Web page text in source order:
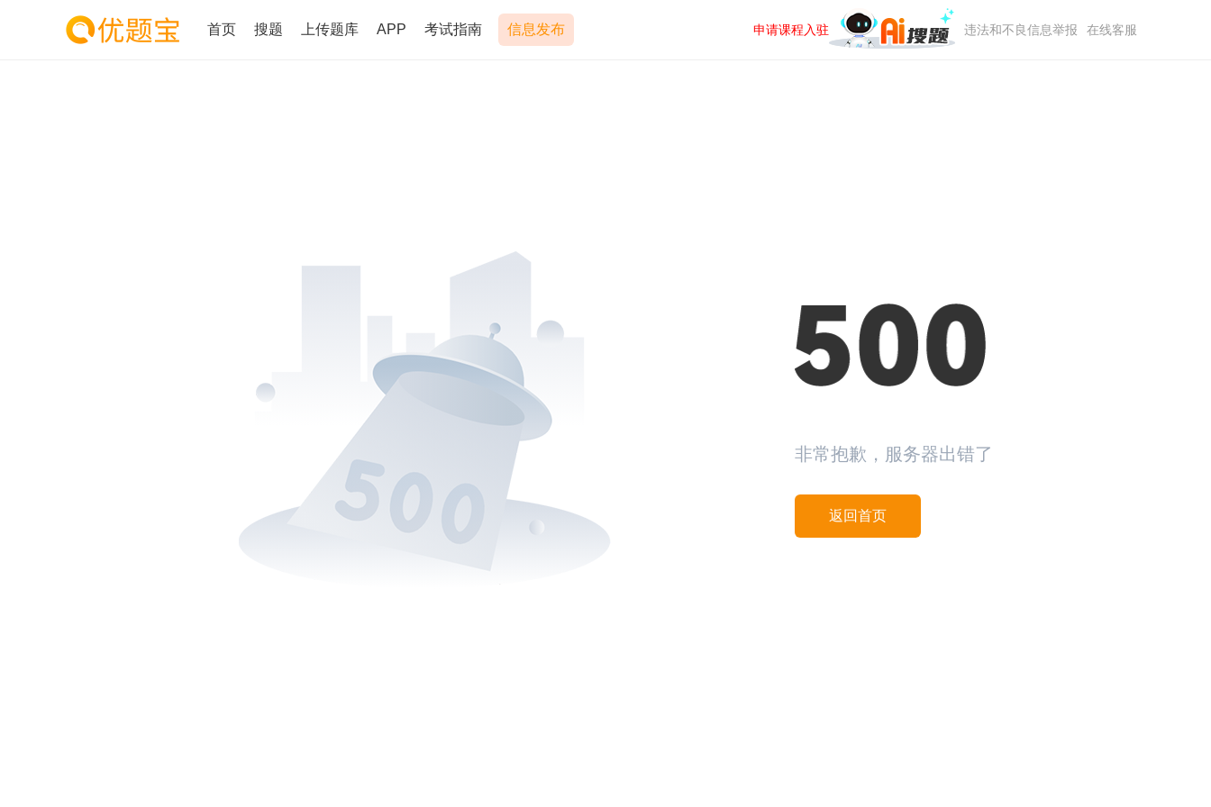
首页 搜题 上传题库 APP 考试指南 信息发布 申请课程入驻 违法和不良信息举报 在线客服
非常抱歉，服务器出错了
返回首页